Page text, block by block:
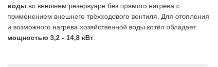
воды во внешнем резервуаре без прямого нагрева с
применением внешнего трёхходового вентиля. Для отопления
и возможного нагрева хозяйственной воды котёл обладает
мощностью 3,2 - 14,8 кВт